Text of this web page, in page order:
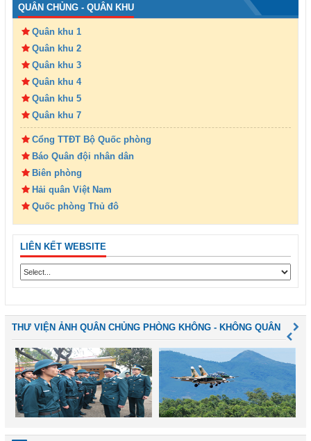
QUÂN CHỦNG - QUÂN KHU
Quân khu 1
Quân khu 2
Quân khu 3
Quân khu 4
Quân khu 5
Quân khu 7
Cổng TTĐT Bộ Quốc phòng
Báo Quân đội nhân dân
Biên phòng
Hải quân Việt Nam
Quốc phòng Thủ đô
LIÊN KẾT WEBSITE
THƯ VIỆN ẢNH QUÂN CHỦNG PHÒNG KHÔNG - KHÔNG QUÂN